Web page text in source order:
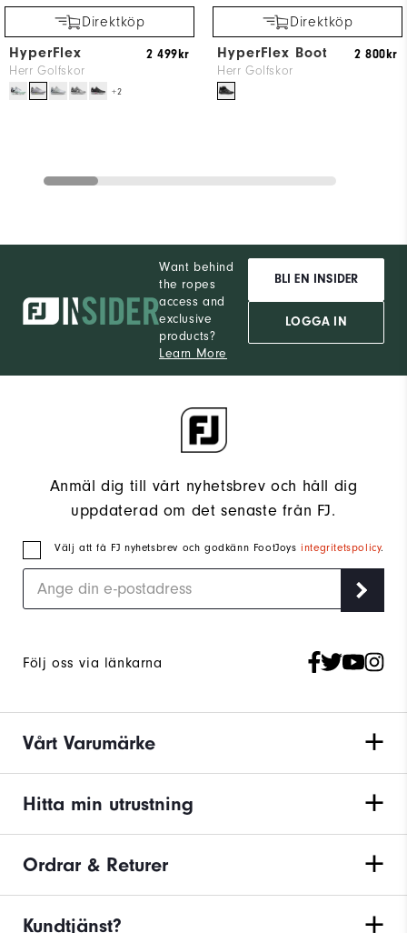
Direktköp
HyperFlex
Herr Golfskor
+2
2 499kr
Direktköp
HyperFlex Boot
Herr Golfskor
2 800kr
Want behind
the ropes
access and
exclusive
products?
Learn More
BLI EN INSIDER
LOGGA IN
Anmäl dig till vårt nyhetsbrev och håll dig
uppdaterad om det senaste från FJ.
Välj att få FJ nyhetsbrev och godkänn FootJoysintegritetspolicy.
Följ oss via länkarna
Vårt Varumärke
Hitta min utrustning
Ordrar & Returer
Kundtjänst?